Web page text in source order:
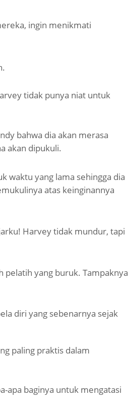
ingin menikmati
tidak punya niat untuk
bahwa dia akan merasa
akan dipukuli.
waktu yang lama sehingga dia
atas keinginannya
Harvey tidak mundur, tapi
pelatih yang buruk. Tampaknya
diri yang sebenarnya sejak
paling praktis dalam
apa baginya untuk mengatasi